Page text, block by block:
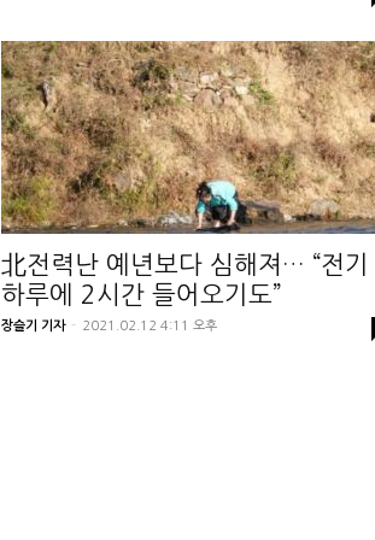
北전력난 예년보다 심해져… “전기
하루에 2시간 들어오기도”
장슬기 기자 - 2021.02.12 4:11 오후